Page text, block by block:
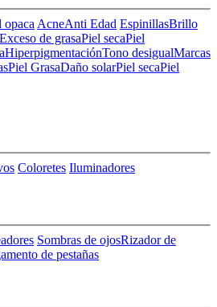
opaca AcneAnti Edad EspinillasBrillo
Exceso de grasaPiel secaPiel
HiperpigmentaciónTono desigualMarcas
Piel GrasaDaño solarPiel secaPiel
Coloretes Iluminadores
Sombras de ojosRizador de
de pestañas